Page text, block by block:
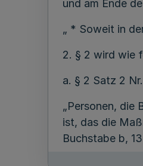
und am Ende
„ * Soweit in
2. § 2 wird wie
a. § 2 Satz 2
„Personen, die
ist, das die
Buchstabe b,